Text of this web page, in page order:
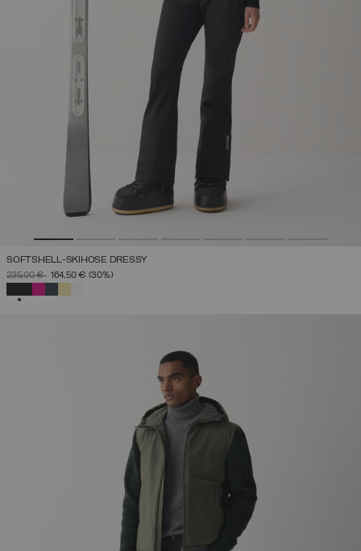
SOFTSHELL-SKIHOSE DRESSY
PREIS REDUZIERT VON
235,00 €AUF
164,50 € (30%)